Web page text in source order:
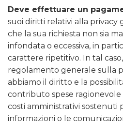
Deve effettuare un
suoi diritti relativi alla privacy
che la sua richiesta non sia
infondata o eccessiva, in
carattere ripetitivo. In tal
regolamento generale sulla
abbiamo il diritto e la
contributo spese
costi amministrativi sostenuti
informazioni o le